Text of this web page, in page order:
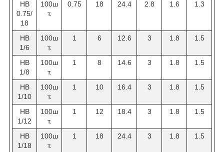
НВ
0.75/
18
100ш
т.
0.75 18 24.4 2.8 1.6 1.3
НВ
1/6
100ш
т.
1 6 12.6 3 1.8 1.5
НВ
1/8
100ш
т.
1 8 14.6 3 1.8 1.5
НВ
1/10
100ш
т.
1 10 16.4 3 1.8 1.5
НВ
1/12
100ш
т.
1 12 18.4 3 1.8 1.5
НВ
1/18
100ш
т.
1 18 24.4 3 1.8 1.5